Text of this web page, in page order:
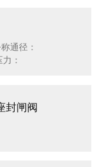
通径：
：
封闸阀